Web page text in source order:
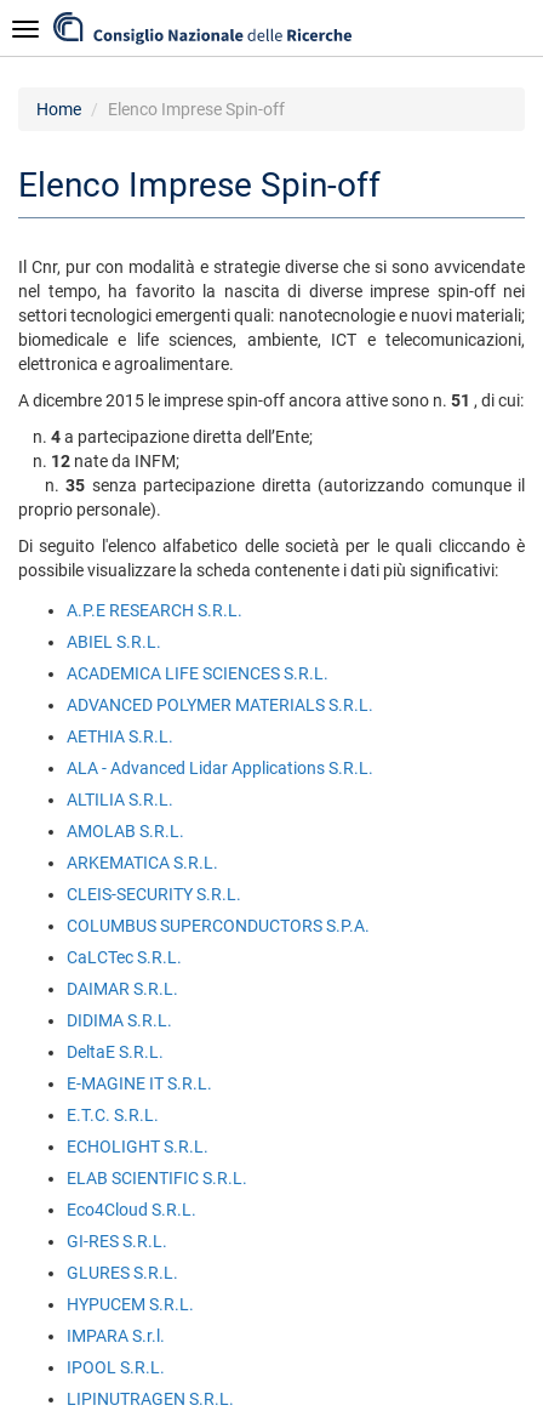
al
contenuto
Navigazione
Home Elenco Imprese Spin-off
Elenco Imprese Spin-off
Il Cnr, pur con modalità e strategie diverse che si sono avvicendate
nel tempo, ha favorito la nascita di diverse imprese spin-off nei
settori tecnologici emergenti quali: nanotecnologie e nuovi materiali;
biomedicale e life sciences, ambiente, ICT e telecomunicazioni,
elettronica e agroalimentare.
A dicembre 2015 le imprese spin-off ancora attive sono n. 51 , di cui:
n. 4a partecipazione diretta dell’Ente;
n. 12 nate da INFM;
n.35 senza partecipazione diretta (autorizzando comunque il
proprio personale).
Di seguito l'elenco alfabetico delle società per le quali cliccando è
possibile visualizzare la scheda contenente i dati più significativi:
A.P.E RESEARCH S.R.L.
ABIEL S.R.L.
ACADEMICA LIFE SCIENCES S.R.L.
ADVANCED POLYMER MATERIALS S.R.L.
AETHIA S.R.L.
ALA - Advanced Lidar Applications S.R.L.
ALTILIA S.R.L.
AMOLAB S.R.L.
ARKEMATICA S.R.L.
CLEIS-SECURITY S.R.L.
COLUMBUS SUPERCONDUCTORS S.P.A.
CaLCTec S.R.L.
DAIMAR S.R.L.
DIDIMA S.R.L.
DeltaE S.R.L.
E-MAGINE IT S.R.L.
E.T.C. S.R.L.
ECHOLIGHT S.R.L.
ELAB SCIENTIFIC S.R.L.
Eco4Cloud S.R.L.
GI-RES S.R.L.
GLURES S.R.L.
HYPUCEM S.R.L.
IMPARA S.r.l.
IPOOL S.R.L.
LIPINUTRAGEN S.R.L.